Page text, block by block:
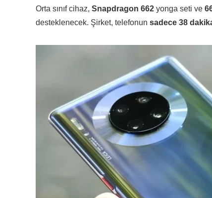
Orta sınıf cihaz, Snapdragon 662 yonga seti ve
desteklenecek. Şirket, telefonun sadece 38